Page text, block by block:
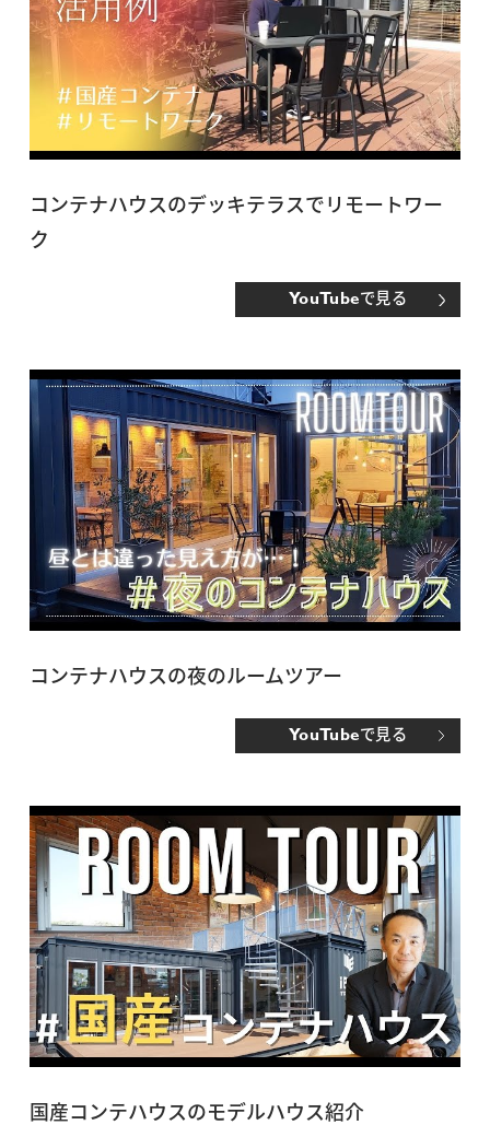
コンテナハウスのデッキテラスでリモートワー
ク
YouTubeで見る
コンテナハウスの夜のルームツアー
YouTubeで見る
国産コンテハウスのモデルハウス紹介